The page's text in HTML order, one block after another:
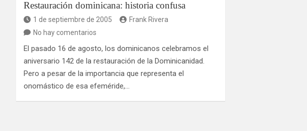
Restauración dominicana: historia confusa
1 de septiembre de 2005
Frank Rivera
No hay comentarios
El pasado 16 de agosto, los dominicanos celebramos el
aniversario 142 de la restauración de la Dominicanidad.
Pero a pesar de la importancia que representa el
onomástico de esa efeméride,…